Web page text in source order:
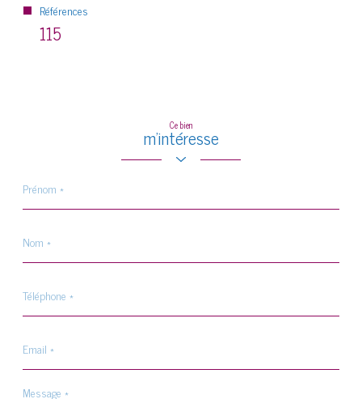
Références
115
Ce bien
m'intéresse
*
*
*
*
Message